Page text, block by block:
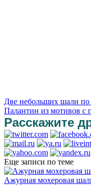
Две небольших шали по
Палантин из мотивов с
Расскажите
Еще записи по теме
Ажурная мохеровая